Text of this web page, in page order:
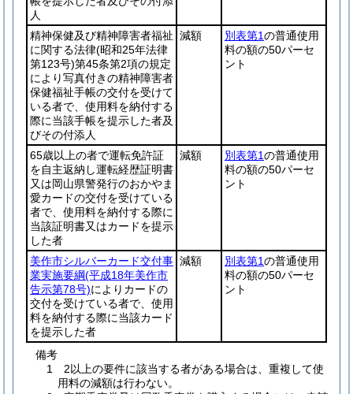
人
精神保健及び精神障害者福祉
に関する法律(昭和25年法律
第123号)第45条第2項の規定
により写真付きの精神障害者
保健福祉手帳の交付を受けて
いる者で、使用料を納付する
際に当該手帳を提示した者及
びその付添人
減額 別表第1の普通使用
料の額の50パーセ
ント
65歳以上の者で運転免許証
を自主返納し運転経歴証明書
又は岡山県警発行のおかやま
愛カードの交付を受けている
者で、使用料を納付する際に
当該証明書又はカードを提示
した者
減額 別表第1の普通使用
料の額の50パーセ
ント
美作市シルバーカード交付事
業実施要綱(平成18年美作市
告示第78号)によりカードの
交付を受けている者で、使用
料を納付する際に当該カード
を提示した者
減額 別表第1の普通使用
料の額の50パーセ
ント
備考
1 2以上の要件に該当する者がある場合は、重複して使
用料の減額は行わない。